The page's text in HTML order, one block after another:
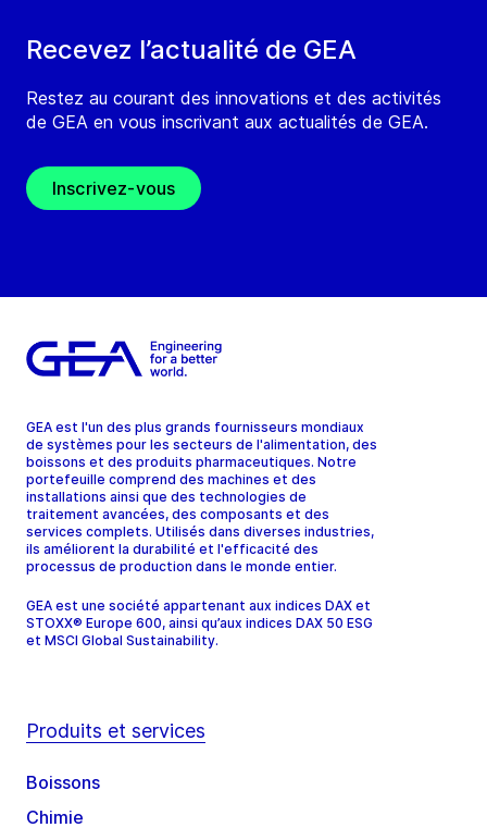
Recevez l’actualité de GEA
Restez au courant des innovations et des activités
de GEA en vous inscrivant aux actualités de GEA.
Inscrivez-vous
GEA est l'un des plus grands fournisseurs mondiaux
de systèmes pour les secteurs de l'alimentation, des
boissons et des produits pharmaceutiques. Notre
portefeuille comprend des machines et des
installations ainsi que des technologies de
traitement avancées, des composants et des
services complets. Utilisés dans diverses industries,
ils améliorent la durabilité et l'efficacité des
processus de production dans le monde entier.
GEA est une société appartenant aux indices DAX et
STOXX® Europe 600, ainsi qu’aux indices DAX 50 ESG
et MSCI Global Sustainability.
Produits et services
Boissons
Chimie